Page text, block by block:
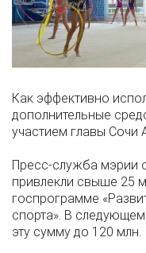
Как эффективно
дополнительные
участием главы Сочи
Пресс-служба мэрии
привлекли свыше 25
госпрограмме
спорта». В
эту сумму до 120 млн.